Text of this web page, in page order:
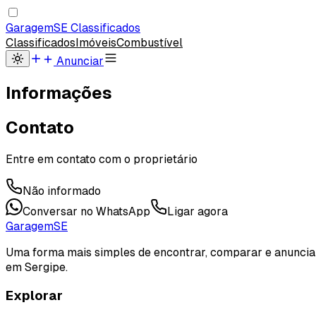
GaragemSE Classificados
ClassificadosImóveisCombustível
Anunciar
Informações
Contato
Entre em contato com o proprietário
Não informado
Conversar no WhatsApp
Ligar agora
GaragemSE
Uma forma mais simples de encontrar, comparar e
em Sergipe.
Explorar